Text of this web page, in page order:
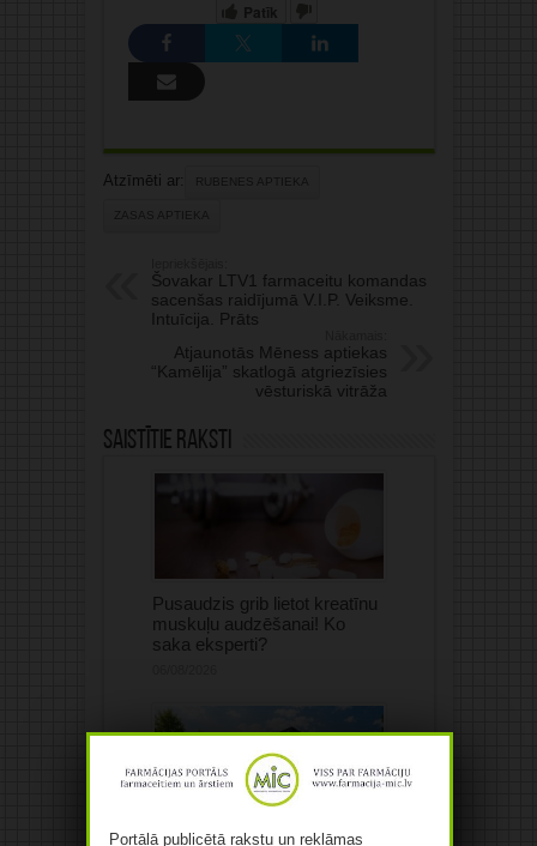
Patīk
Atzīmēti ar: RUBENES APTIEKA
ZASAS APTIEKA
Šovakar LTV1 farmaceitu komandas
sacenšas raidījumā V.I.P. Veiksme.
Intuīcija. Prāts
Atjaunotās Mēness aptiekas
“Kamēlija” skatlogā atgriezīsies
vēsturiskā vitrāža
Saistītie raksti
Pusaudzis grib lietot kreatīnu
muskuļu audzēšanai! Ko
saka eksperti?
“Recipe Plus” būvē
Portālā publicētā rakstu un reklāmas